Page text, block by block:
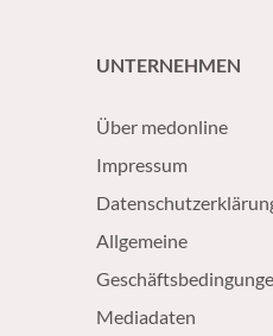
UNTERNEHMEN
Über medonline
Impressum
Allgemeine
Mediadaten